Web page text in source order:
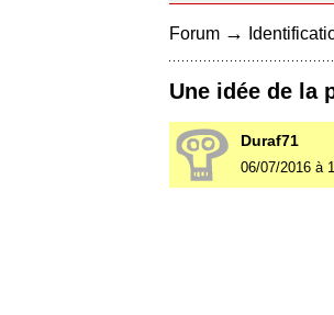
Forum →
Une idée de la
Duraf71
06/07/2016 à